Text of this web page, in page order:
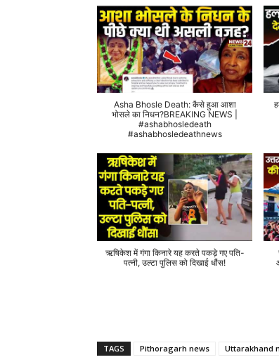
Asha Bhosle Death: कैसे हुआ आशा
भोसले का निधन?BREAKING NEWS |
#ashabhosledeath
#ashabhosledeathnews
ऋषिकेश में गंगा किनारे यह करते पकड़े गए पति-
पत्नी, उल्टा पुलिस को दिखाई धौंस!
TAGS Pithoragarh news Uttarakhand